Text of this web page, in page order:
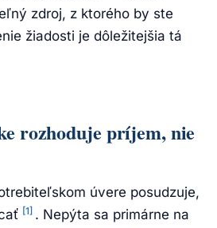
zdroj, z ktorého by ste
žiadosti je dôležitejšia tá
rozhoduje príjem, nie
úvere posudzuje,
[1] . Nepýta sa primárne na